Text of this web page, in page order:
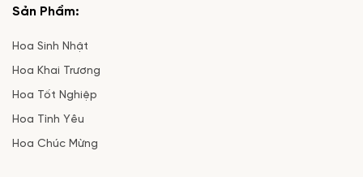
Sản Phẩm:
Hoa Sinh Nhật
Hoa Khai Trương
Hoa Tốt Nghiệp
Hoa Tình Yêu
Hoa Chúc Mừng